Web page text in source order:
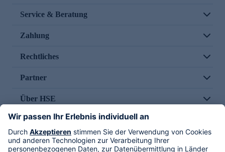
Service & Beratung
Zahlung
Rechtliches
Partner
Über HSE
Im TV
HSE International